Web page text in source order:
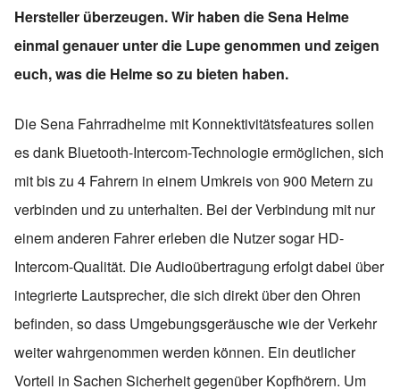
Hersteller überzeugen. Wir haben die Sena Helme
einmal genauer unter die Lupe genommen und zeigen
euch, was die Helme so zu bieten haben.
Die Sena Fahrradhelme mit Konnektivitätsfeatures sollen
es dank Bluetooth-Intercom-Technologie ermöglichen, sich
mit bis zu 4 Fahrern in einem Umkreis von 900 Metern zu
verbinden und zu unterhalten. Bei der Verbindung mit nur
einem anderen Fahrer erleben die Nutzer sogar HD-
Intercom-Qualität. Die Audioübertragung erfolgt dabei über
integrierte Lautsprecher, die sich direkt über den Ohren
befinden, so dass Umgebungsgeräusche wie der Verkehr
weiter wahrgenommen werden können. Ein deutlicher
Vorteil in Sachen Sicherheit gegenüber Kopfhörern. Um